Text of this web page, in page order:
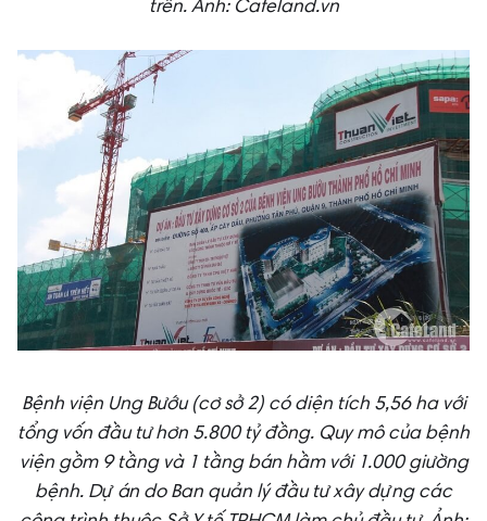
trên.Ảnh: Cafeland.vn
Bệnh viện Ung Bướu (cơ sở 2) có diện tích 5,56 ha với
tổng vốn đầu tư hơn 5.800 tỷ đồng. Quy mô của bệnh
viện gồm 9 tầng và 1 tầng bán hầm với 1.000 giường
bệnh. Dự án do Ban quản lý đầu tư xây dựng các